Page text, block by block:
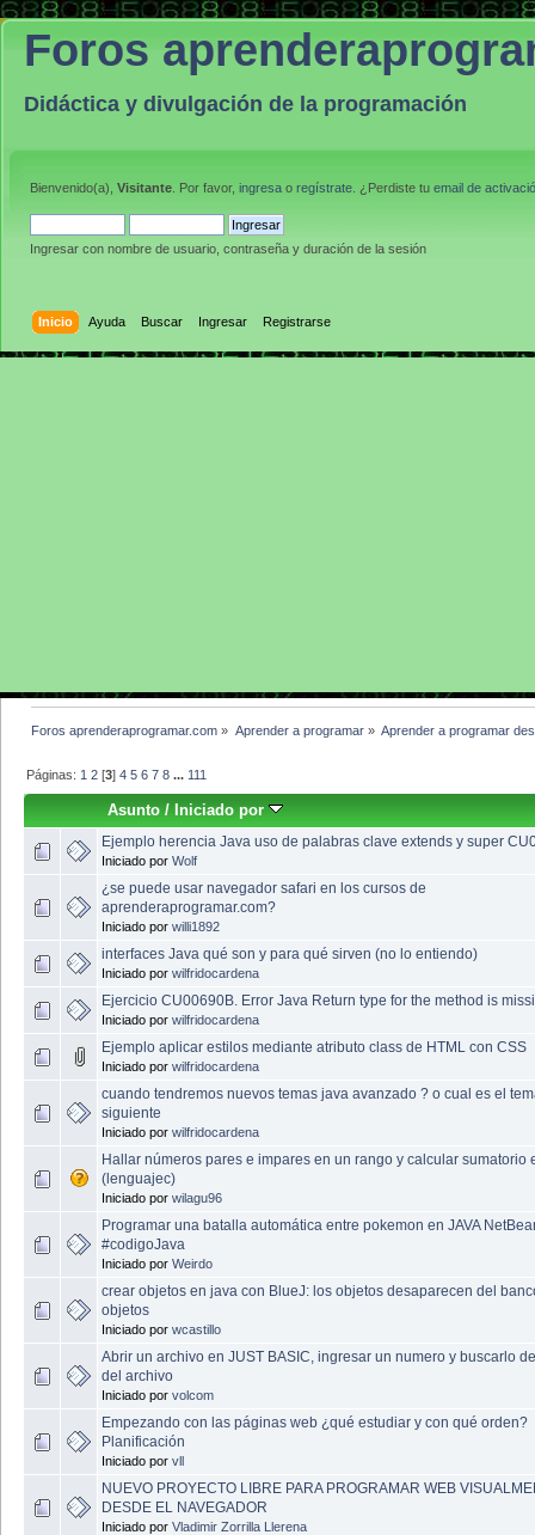
Foros
Didáctica y divulgación de la programación
Bienvenido(a), Visitante . Por favor, ingresa o regístrate . ¿Perdiste tu email de
Ingresar con nombre de usuario, contraseña y duración de la sesión
Inicio Ayuda Buscar Ingresar Registrarse
Foros aprenderaprogramar.com » Aprender a programar» Aprender a programar
Páginas: 1 2 [3]4 5 6 7 8 ... 111
Asunto /Iniciado por
Ejemplo herencia Java uso de palabras clave extends y super
Iniciado por Wolf
¿se puede usar navegador safari en los cursos de
aprenderaprogramar.com?
Iniciado por willi1892
interfaces Java qué son y para qué sirven (no lo entiendo)
Iniciado por wilfridocardena
Ejercicio CU00690B. Error Java Return type for the method is
Iniciado por wilfridocardena
Ejemplo aplicar estilos mediante atributo class de HTML con CSS
Iniciado por wilfridocardena
cuando tendremos nuevos temas java avanzado ? o cual es el
siguiente
Iniciado por wilfridocardena
Hallar números pares e impares en un rango y calcular sumatorio
(lenguajec)
Iniciado por wilagu96
Programar una batalla automática entre pokemon en JAVA
#codigoJava
Iniciado por Weirdo
crear objetos en java con BlueJ: los objetos desaparecen del
objetos
Iniciado por wcastillo
Abrir un archivo en JUST BASIC, ingresar un numero y buscarlo
del archivo
Iniciado por volcom
Empezando con las páginas web ¿qué estudiar y con qué orden?
Planificación
Iniciado por vll
NUEVO PROYECTO LIBRE PARA PROGRAMAR WEB
DESDE EL NAVEGADOR
Iniciado por Vladimir Zorrilla Llerena